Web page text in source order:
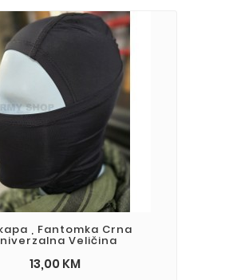
, Fantomka Crna
Veličina
13,00 KM